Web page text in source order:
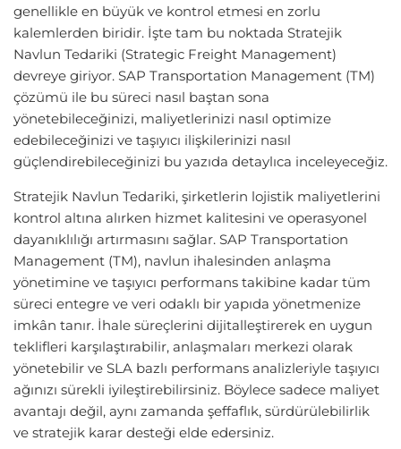
genellikle en büyük ve kontrol etmesi en zorlu
kalemlerden biridir. İşte tam bu noktada Stratejik
Navlun Tedariki (Strategic Freight Management)
devreye giriyor. SAP Transportation Management (TM)
çözümü ile bu süreci nasıl baştan sona
yönetebileceğinizi, maliyetlerinizi nasıl optimize
edebileceğinizi ve taşıyıcı ilişkilerinizi nasıl
güçlendirebileceğinizi bu yazıda detaylıca inceleyeceğiz.
Stratejik Navlun Tedariki, şirketlerin lojistik maliyetlerini
kontrol altına alırken hizmet kalitesini ve operasyonel
dayanıklılığı artırmasını sağlar. SAP Transportation
Management (TM), navlun ihalesinden anlaşma
yönetimine ve taşıyıcı performans takibine kadar tüm
süreci entegre ve veri odaklı bir yapıda yönetmenize
imkân tanır. İhale süreçlerini dijitalleştirerek en uygun
teklifleri karşılaştırabilir, anlaşmaları merkezi olarak
yönetebilir ve SLA bazlı performans analizleriyle taşıyıcı
ağınızı sürekli iyileştirebilirsiniz. Böylece sadece maliyet
avantajı değil, aynı zamanda şeffaflık, sürdürülebilirlik
ve stratejik karar desteği elde edersiniz.